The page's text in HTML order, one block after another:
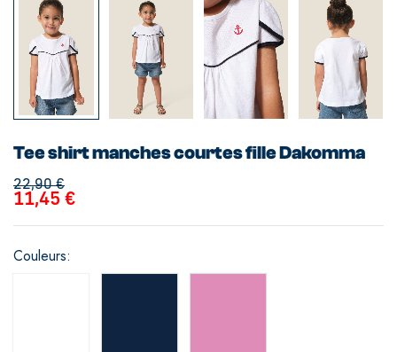
Tee shirt manches courtes fille Dakomma
22,90€
11,45 €
Couleurs